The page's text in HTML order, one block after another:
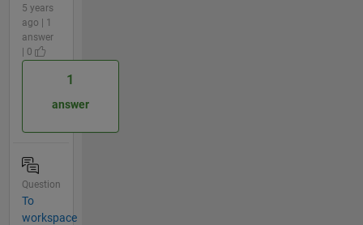
5 years
ago | 1
answer
| 0
1
answer
Question
To
workspace